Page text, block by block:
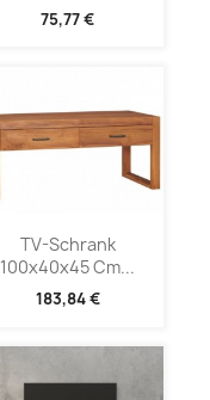
75,77 €
TV-Schrank
100x40x45 Cm...
183,84 €